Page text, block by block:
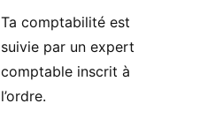
Ta comptabilité est
suivie par un expert
comptable inscrit à
l’ordre.